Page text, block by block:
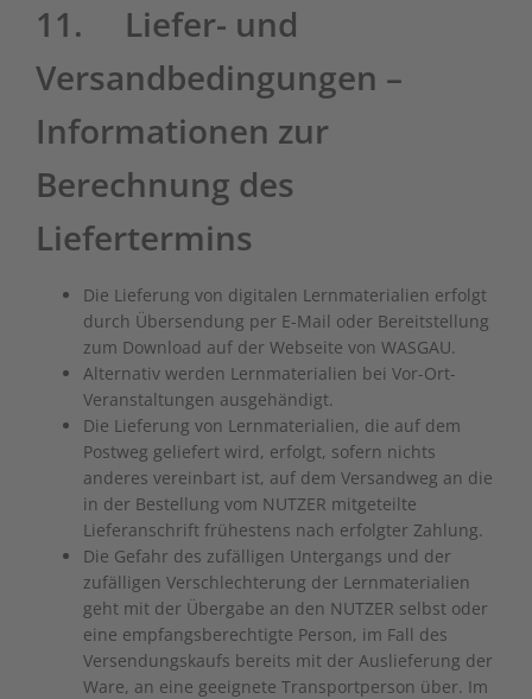
11. Liefer- und
Versandbedingungen –
Informationen zur
Berechnung des
Liefertermins
Die Lieferung von digitalen Lernmaterialien erfolgt
durch Übersendung per E-Mail oder Bereitstellung
zum Download auf der Webseite von WASGAU.
Alternativ werden Lernmaterialien bei Vor-Ort-
Veranstaltungen ausgehändigt.
Die Lieferung von Lernmaterialien, die auf dem
Postweg geliefert wird, erfolgt, sofern nichts
anderes vereinbart ist, auf dem Versandweg an die
in der Bestellung vom NUTZER mitgeteilte
Lieferanschrift frühestens nach erfolgter Zahlung.
Die Gefahr des zufälligen Untergangs und der
zufälligen Verschlechterung der Lernmaterialien
geht mit der Übergabe an den NUTZER selbst oder
eine empfangsberechtigte Person, im Fall des
Versendungskaufs bereits mit der Auslieferung der
Ware, an eine geeignete Transportperson über. Im